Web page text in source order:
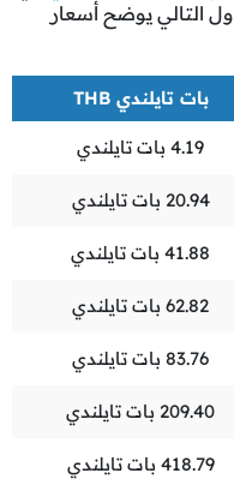
التالي يوضح أسعار
بات تايلندي THB
4.19 بات تايلندي
20.94 بات تايلندي
41.88 بات تايلندي
62.82 بات تايلندي
83.76 بات تايلندي
209.40 بات تايلندي
418.79 بات تايلندي